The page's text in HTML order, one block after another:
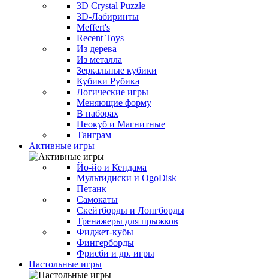
3D Crystal Puzzle
3D-Лабиринты
Meffert's
Recent Toys
Из дерева
Из металла
Зеркальные кубики
Кубики Рубика
Логические игры
Меняющие форму
В наборах
Неокуб и Магнитные
Танграм
Активные игры
Йо-йо и Кендама
Мультидиски и OgoDisk
Петанк
Самокаты
Скейтборды и Лонгборды
Тренажеры для прыжков
Фиджет-кубы
Фингерборды
Фрисби и др. игры
Настольные игры